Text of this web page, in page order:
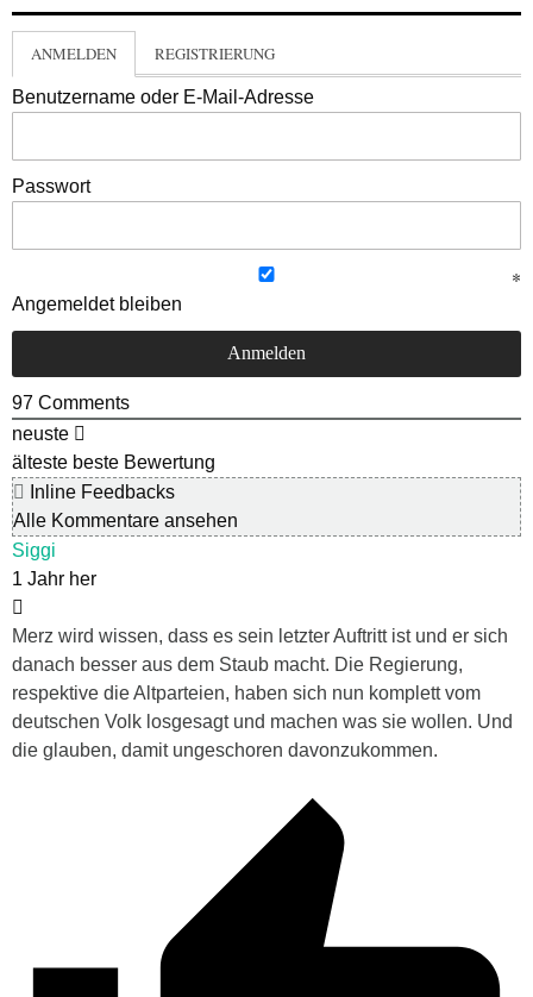
ANMELDEN REGISTRIERUNG
Benutzername oder E-Mail-Adresse
Passwort
Angemeldet bleiben
97 Comments
neuste
älteste beste Bewertung
Inline Feedbacks
Alle Kommentare ansehen
Siggi
1 Jahr her
Merz wird wissen, dass es sein letzter Auftritt ist und er sich
danach besser aus dem Staub macht. Die Regierung,
respektive die Altparteien, haben sich nun komplett vom
deutschen Volk losgesagt und machen was sie wollen. Und
die glauben, damit ungeschoren davonzukommen.